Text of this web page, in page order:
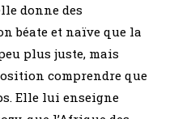
donne des
béate et naïve que la
plus juste, mais
comprendre que
Elle lui enseigne